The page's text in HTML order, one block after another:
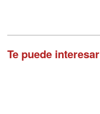
Te puede interesar